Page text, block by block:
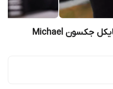
کیف دوشی چی چاپ طرح مایکل جکسون Michael